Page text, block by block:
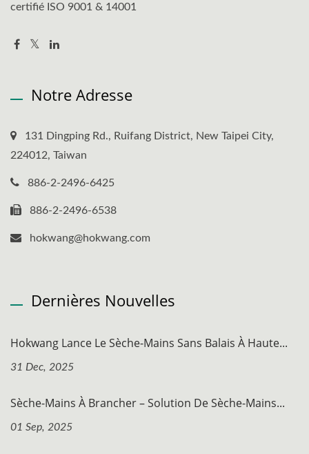
certifié ISO 9001 & 14001
Notre Adresse
131 Dingping Rd., Ruifang District, New Taipei City,
224012, Taiwan
886-2-2496-6425
886-2-2496-6538
hokwang@hokwang.com
Dernières Nouvelles
Hokwang Lance Le Sèche-Mains Sans Balais À Haute...
31 Dec, 2025
Sèche-Mains À Brancher – Solution De Sèche-Mains...
01 Sep, 2025